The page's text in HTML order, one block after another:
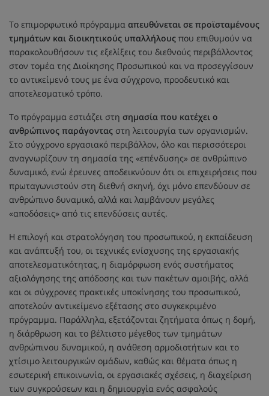
Το επιμορφωτικό πρόγραμμα απευθύνεται σε προϊσταμένους
τμημάτων και διοικητικούς υπαλλήλους που επιθυμούν να
παρακολουθήσουν τις εξελίξεις του διεθνούς περιβάλλοντος
στον τομέα της ∆ιοίκησης Προσωπικού και να προσεγγίσουν
το αντικείμενό τους με ένα σύγχρονο, προοδευτικό και
αποτελεσματικό τρόπο.
Το πρόγραμμα εστιάζει στη σημασία που κατέχει ο
ανθρώπινος παράγοντας στη λειτουργία των οργανισμών.
Στο σύγχρονο εργασιακό περιβάλλον, όλο και περισσότεροι
αναγνωρίζουν τη σημασία της «επένδυσης» σε ανθρώπινο
δυναμικό, ενώ έρευνες αποδεικνύουν ότι οι επιχειρήσεις που
πρωταγωνιστούν στη διεθνή σκηνή, όχι μόνο επενδύουν σε
ανθρώπινο δυναμικό, αλλά και λαμβάνουν μεγάλες
«αποδόσεις» από τις επενδύσεις αυτές.
Η επιλογή και στρατολόγηση του προσωπικού, η εκπαίδευση
και ανάπτυξή του, οι τεχνικές ενίσχυσης της εργασιακής
αποτελεσματικότητας, η διαμόρφωση ενός συστήματος
αξιολόγησης της απόδοσης και των πακέτων αμοιβής, αλλά
και οι σύγχρονες πρακτικές υποκίνησης του προσωπικού,
αποτελούν αντικείμενο εξέτασης στο συγκεκριμένο
πρόγραμμα. Παράλληλα, εξετάζονται ζητήματα όπως η δομή,
η διάρθρωση και το βέλτιστο μέγεθος των τμημάτων
ανθρώπινου δυναμικού, η ανάθεση αρμοδιοτήτων και το
χτίσιμο λειτουργικών ομάδων, καθώς και θέματα όπως η
εσωτερική επικοινωνία, οι εργασιακές σχέσεις, η διαχείριση
των συγκρούσεων και η δημιουργία ενός ασφαλούς